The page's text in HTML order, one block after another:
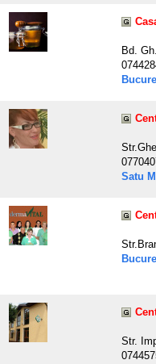
Bd.
Satu
Str.